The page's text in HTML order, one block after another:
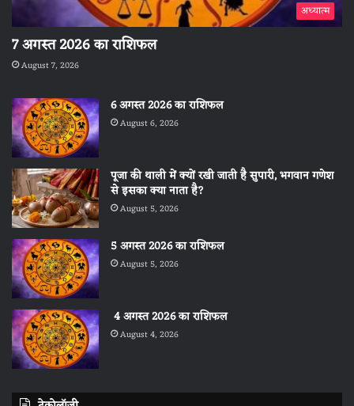
अध्यात्म
7 अगस्त 2026 का राशिफल
August 7, 2026
6 अगस्त 2026 का राशिफल
August 6, 2026
पूजा की थाली में क्यों रखी जाती है सुपारी, भगवान गणेश
से इसका क्या नाता है?
August 5, 2026
5 अगस्त 2026 का राशिफल
August 5, 2026
4 अगस्त 2026 का राशिफल
August 4, 2026